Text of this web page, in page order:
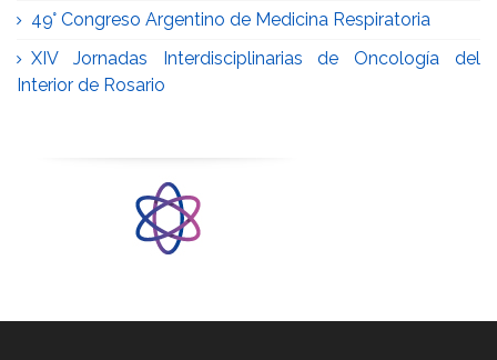
49° Congreso Argentino de Medicina Respiratoria
XIV Jornadas Interdisciplinarias de Oncología del
Interior de Rosario